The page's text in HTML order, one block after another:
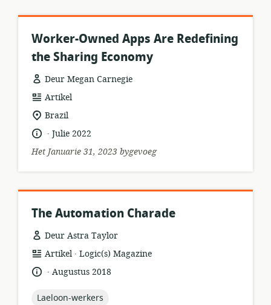
Worker-Owned Apps Are Redefining
the Sharing Economy
Deur Megan Carnegie
hulpbronformaat:
Artikel
ligging
van
relevansie:
Brazil
taal:.
datum
gepubliseer:
Julie 2022
Het Januarie 31, 2023 bygevoeg
The Automation Charade
Deur Astra Taylor
hulpbronformaat:
Artikel .
uitgewer:
Logic(s) Magazine
taal:.
datumAugustus 2018
topic:
Laeloon-werkers